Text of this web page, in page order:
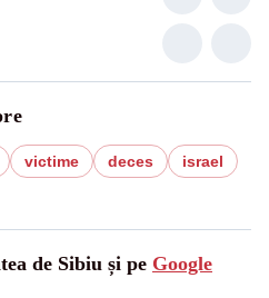
victime deces
israel
de Sibiu și pe Google